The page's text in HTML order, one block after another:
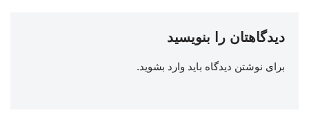
دیدگاهتان را بنویسید
برای نوشتن دیدگاه باید وارد بشوید.